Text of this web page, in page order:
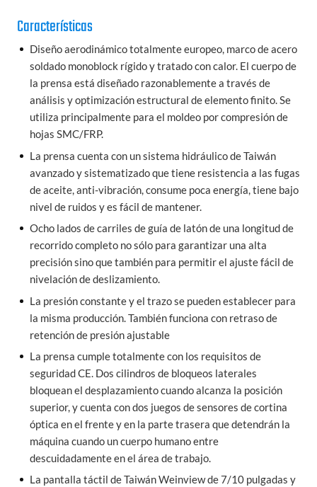
Características
Diseño aerodinámico totalmente europeo, marco de acero
soldado monoblock rígido y tratado con calor. El cuerpo de
la prensa está diseñado razonablemente a través de
análisis y optimización estructural de elemento finito. Se
utiliza principalmente para el moldeo por compresión de
hojas SMC/FRP.
La prensa cuenta con un sistema hidráulico de Taiwán
avanzado y sistematizado que tiene resistencia a las fugas
de aceite, anti-vibración, consume poca energía, tiene bajo
nivel de ruidos y es fácil de mantener.
Ocho lados de carriles de guía de latón de una longitud de
recorrido completo no sólo para garantizar una alta
precisión sino que también para permitir el ajuste fácil de
nivelación de deslizamiento.
La presión constante y el trazo se pueden establecer para
la misma producción. También funciona con retraso de
retención de presión ajustable
La prensa cumple totalmente con los requisitos de
seguridad CE. Dos cilindros de bloqueos laterales
bloquean el desplazamiento cuando alcanza la posición
superior, y cuenta con dos juegos de sensores de cortina
óptica en el frente y en la parte trasera que detendrán la
máquina cuando un cuerpo humano entre
descuidadamente en el área de trabajo.
La pantalla táctil de Taiwán Weinview de 7/10 pulgadas y